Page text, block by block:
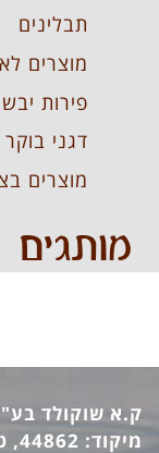
תבלינים
מוצרים
פירות
דגני בוקר
מוצרים
מותגים